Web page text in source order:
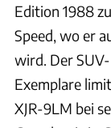
Edition 1988
Speed, wo er
wird. Der
Exemplare
XJR-9LM bei